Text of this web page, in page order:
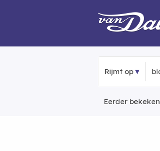
Rijmt op
Eerder bekeken